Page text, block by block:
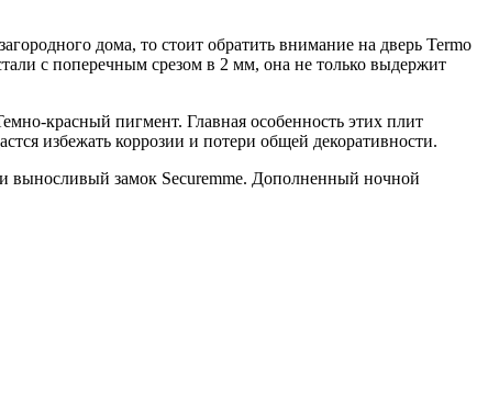
дома, то стоит обратить внимание на дверь Termo
с поперечным срезом в 2 мм, она не только выдержит
красный пигмент. Главная особенность этих плит
избежать коррозии и потери общей декоративности.
выносливый замок Securemme. Дополненный ночной